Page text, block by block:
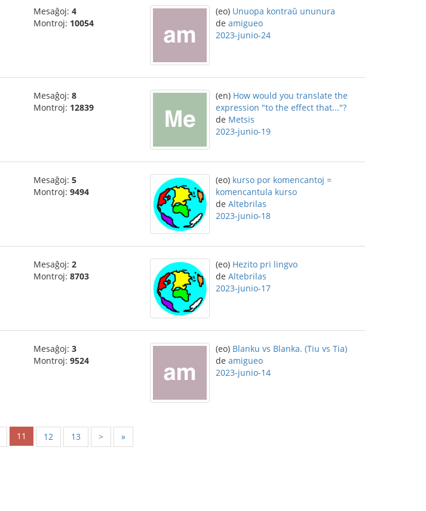
Mesaĝoj: 4
Montroj: 10054
(eo) Unuopa kontraŭ ununura
de amigueo
2023-junio-24
Mesaĝoj: 8
Montroj: 12839
(en) How would you translate the
expression "to the effect that..."?
de Metsis
2023-junio-19
Mesaĝoj: 5
Montroj: 9494
(eo) kurso por komencantoj =
komencantula kurso
de Altebrilas
2023-junio-18
Mesaĝoj: 2
Montroj: 8703
(eo) Hezito pri lingvo
de Altebrilas
2023-junio-17
Mesaĝoj: 3
Montroj: 9524
(eo) Blanku vs Blanka. (Tiu vs Tia)
de amigueo
2023-junio-14
11 12 13 > »